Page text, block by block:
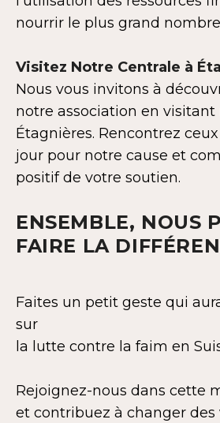
nourrir le plus grand
Visitez Notre Centrale à
Nous vous invitons à
notre association en visitant
Étagnières. Rencontrez
jour pour notre cause et
positif de votre soutien.
ENSEMBLE, NOUS
FAIRE LA
Faites un petit geste qui
sur
la lutte contre la faim en
Rejoignez-nous dans cette
et contribuez à changer des